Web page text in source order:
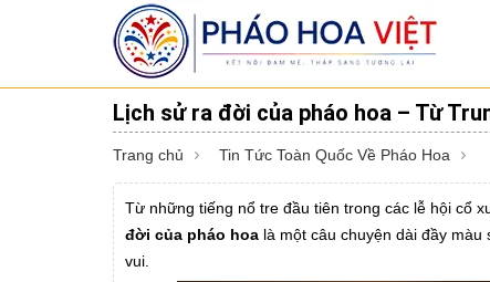
Lịch sử ra đời của pháo hoa – Từ
Trang chủ Tin Tức Toàn Quốc Về Pháo Hoa
Từ những tiếng nổ tre đầu tiên trong các lễ hội cổ
đời của pháo hoa là một câu chuyện dài đầy
vui.